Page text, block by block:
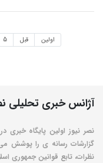
اولین قبل 5
آژانس خبری تحلیلی
نصر نیوز اولین پایگاه
گزارشات رسانه ی را پوشش
نظرات، تابع قوانین جمهوری